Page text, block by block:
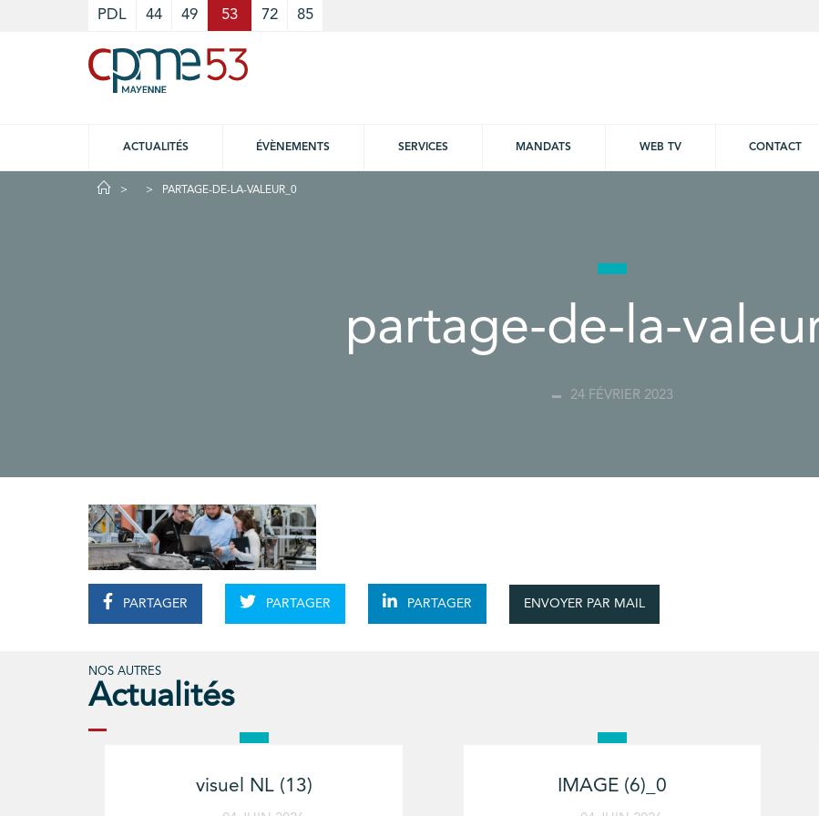
PDL 44 49 53 72 85
ACTUALITÉS ÉVÈNEMENTS SERVICES MANDATS WEB TV CONTACT
PARTAGE-DE-LA-VALEUR_0
partage-de-la-
24 FÉVRIER 2023
PARTAGER PARTAGER PARTAGER ENVOYER PAR MAIL
NOS AUTRES
Actualités
visuel NL (13) IMAGE (6)_0
Cookies management panel